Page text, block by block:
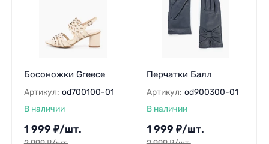
Босоножки Greece
Артикул: od700100-01
В наличии
1 999 ₽/шт.
Перчатки Балл
Артикул: od900300-01
В наличии
1 999 ₽/шт.